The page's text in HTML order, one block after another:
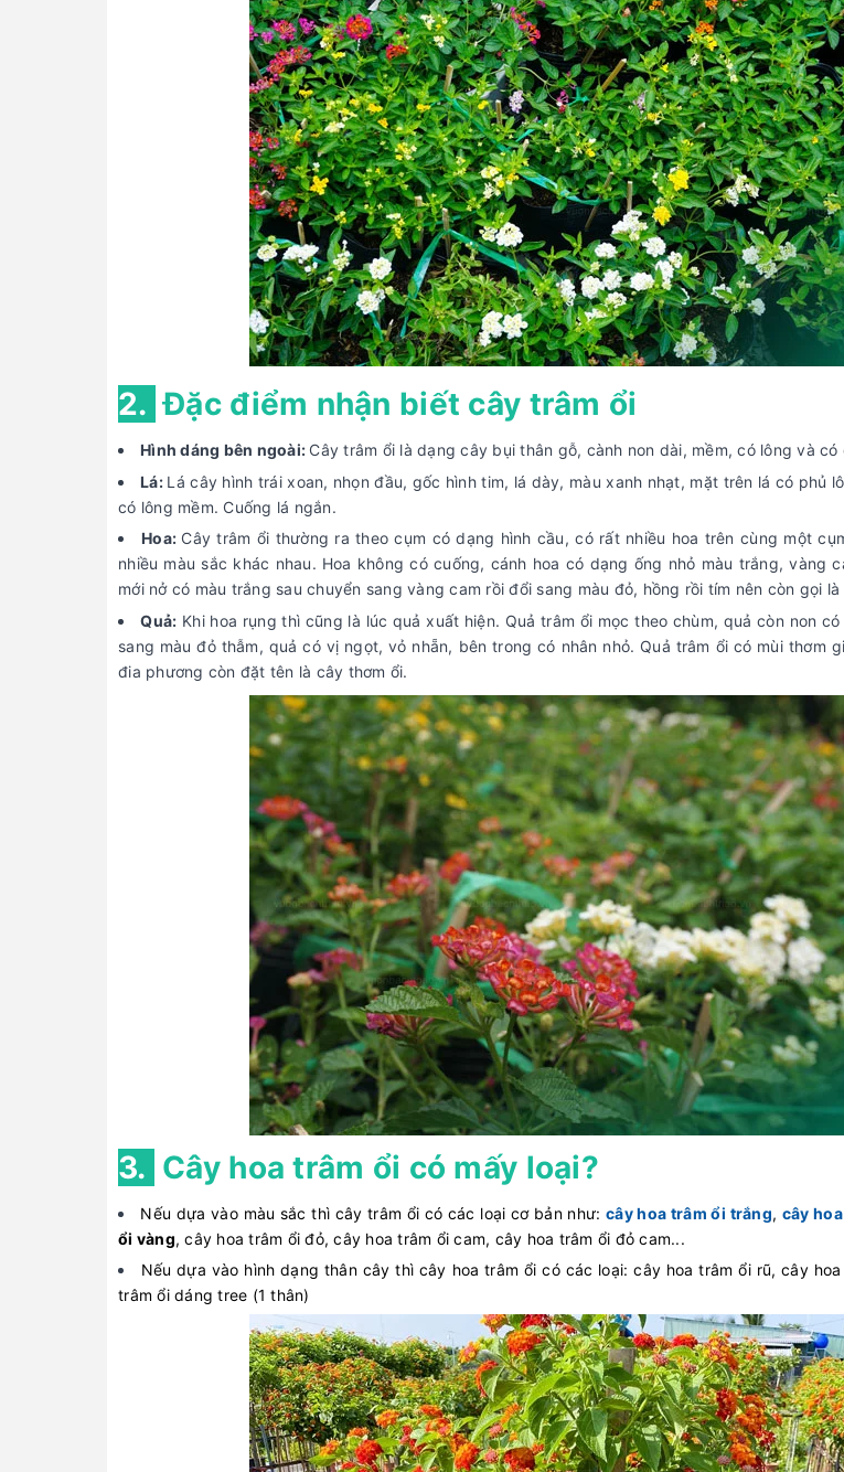
2. Đặc điểm nhận biết cây trâm ổi
Hình dáng bên ngoài: Cây trâm ổi là dạng cây bụi thân gỗ, cành non dài, mềm, có lông và
Lá: Lá cây hình trái xoan, nhọn đầu, gốc hình tim, lá dày, màu xanh nhạt, mặt trên lá có phủ
có lông mềm. Cuống lá ngắn.
Hoa: Cây trâm ổi thường ra theo cụm có dạng hình cầu, có rất nhiều hoa trên cùng một
nhiều màu sắc khác nhau. Hoa không có cuống, cánh hoa có dạng ống nhỏ màu trắng, vàng
mới nở có màu trắng sau chuyển sang vàng cam rồi đổi sang màu đỏ, hồng rồi tím nên còn gọi là
Quả: Khi hoa rụng thì cũng là lúc quả xuất hiện. Quả trâm ổi mọc theo chùm, quả còn non
sang màu đỏ thẫm, quả có vị ngọt, vỏ nhẵn, bên trong có nhân nhỏ. Quả trâm ổi có mùi thơm
đia phương còn đặt tên là cây thơm ổi.
3. Cây hoa trâm ổi có mấy loại?
Nếu dựa vào màu sắc thì cây trâm ổi có các loại cơ bản như: cây hoa trâm ổi trắng, cây
ổi vàng, cây hoa trâm ổi đỏ, cây hoa trâm ổi cam, cây hoa trâm ổi đỏ cam...
Nếu dựa vào hình dạng thân cây thì cây hoa trâm ổi có các loại: cây hoa trâm ổi rũ, cây
trâm ổi dáng tree (1 thân)